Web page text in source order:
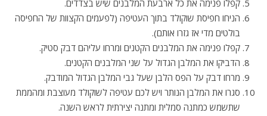
קפלו פנימה את כל ארבעת המלבנים שיש בצדדים.
הניחו חפיסת שוקולד בתוך העטיפה (לפעמים הקצוות של החפיסה
בולטים מדי אז גזרו אותם).
קפלו פנימה את המלבנים הקטנים ומרחו עליהם דבק סטיק.
הדביקו את המלבן הגדול על שני המלבנים הקטנים.
מרחו דבק על הפס הלבן שעל גבי המלבן הגדול המודבק.
סגרו את המלבן הנותר ויש לכם עטיפה לשוקולד מעוצבת ומהממת
שתשמש כמתנה סמלית ומתנה יצירתית לראש השנה.